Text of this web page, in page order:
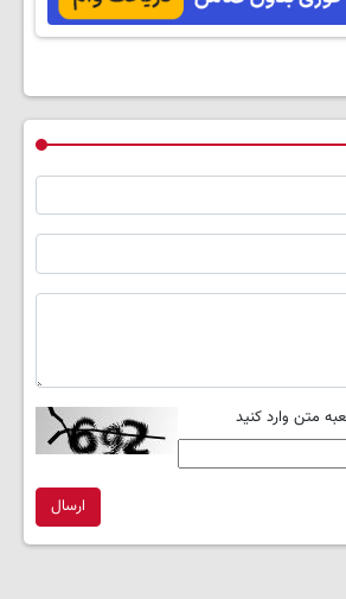
متن وارد کنید
ارسال